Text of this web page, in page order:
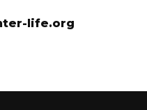
life.org